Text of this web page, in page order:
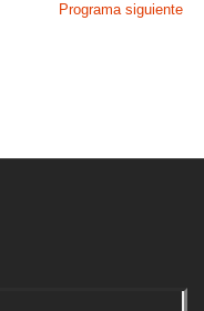
Programa siguiente